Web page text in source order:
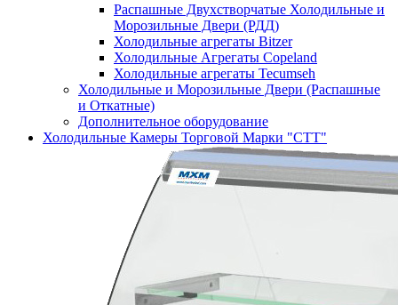
Распашные Двухстворчатые Холодильные и
Морозильные Двери (РДД)
Холодильные агрегаты Bitzer
Холодильные Агрегаты Copeland
Холодильные агрегаты Tecumseh
Холодильные и Морозильные Двери (Распашные
и Откатные)
Дополнительное оборудование
Холодильные Камеры Торговой Марки "СТТ"